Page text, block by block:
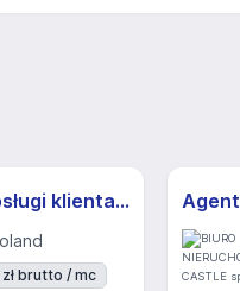
Specjalista/ka ds. obsługi klienta z j.niemieckim
brutto / mc